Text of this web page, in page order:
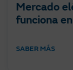
Mercado
funciona
SABER MÁS